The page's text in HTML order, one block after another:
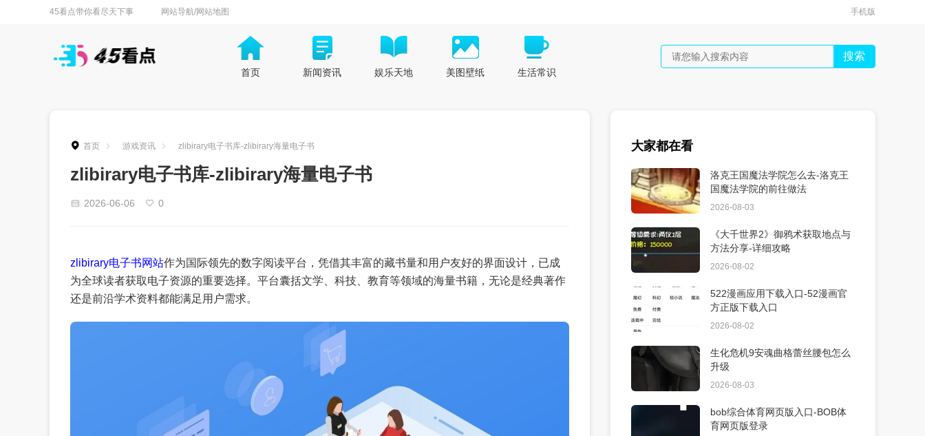
45看点带你看尽天下事 网站导航/网站地图 手机版
首页 新闻资讯 娱乐天地 美图壁纸 生活常识
搜索
首页 游戏资讯 zlibirary电子书库-zlibirary海量电子书
zlibirary电子书库-zlibirary海量电子书
2026-06-06 0
zlibirary电子书网站作为国际领先的数字阅读平台，凭借其丰富的藏书量和用户友好的界面设计，已成
为全球读者获取电子资源的重要选择。平台囊括文学、科技、教育等领域的海量书籍，无论是经典著作
还是前沿学术资料都能满足用户需求。
大家都在看
洛克王国魔法学院怎么去-洛克王
国魔法学院的前往做法
2026-08-03
《大千世界2》御鸦术获取地点与
方法分享-详细攻略
2026-08-02
522漫画应用下载入口-52漫画官
方正版下载入口
2026-08-02
生化危机9安魂曲格蕾丝腰包怎么
升级
2026-08-03
bob综合体育网页版入口-BOB体
育网页版登录